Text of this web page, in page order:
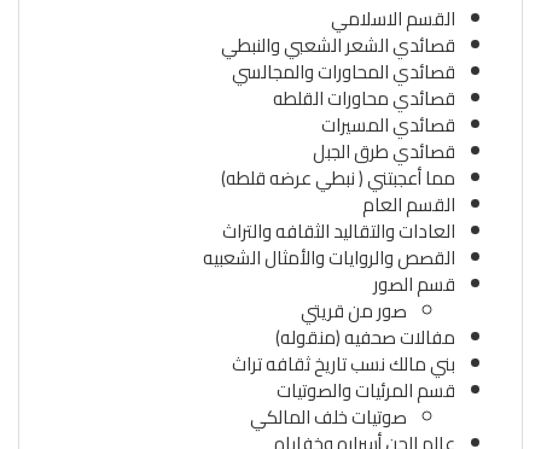
القسم الاسلامي
قصائدي الشعر الشعبي والنبطي
قصائدي المحاورات والمجالسي
قصائدي محاورات القلطه
قصائدي المسيرات
قصائدي طرق الجبل
مما أعجبتني ( نبطي عرضه قلطه)
القسم العام
العادات والتقاليد الثقافه والتراث
القصص والروايات والأمثال الشعبيه
قسم الصور
صور من قريتي
مفالات صحفيه (منقوله)
بني مالك نسب تاريخ ثقافه تراث
قسم المرئيات والصوتيات
صوتيات خلف المالكي